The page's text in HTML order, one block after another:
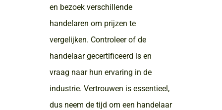
en bezoek verschillende
handelaren om prijzen te
vergelijken. Controleer of de
handelaar gecertificeerd is en
vraag naar hun ervaring in de
industrie. Vertrouwen is essentieel,
dus neem de tijd om een handelaar